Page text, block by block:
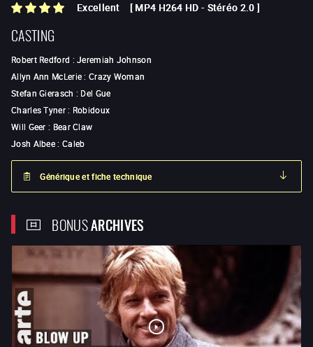
Excellent [ MP4 H264 HD - Stéréo 2.0 ]
CASTING
Robert Redford :Jeremiah Johnson
Allyn Ann McLerie:Crazy Woman
Stefan Gierasch : Del Gue
Charles Tyner: Robidoux
Will Geer : Bear Claw
Josh Albee: Caleb
Générique et fiche technique
BONUSARCHIVES